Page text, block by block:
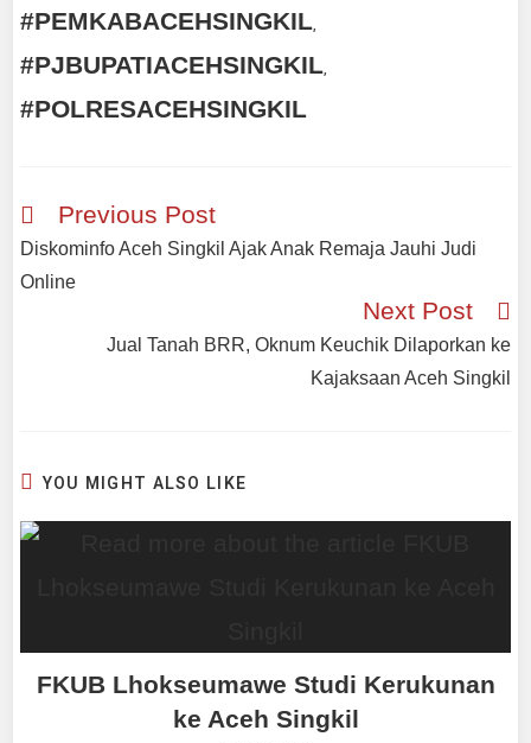
#PEMKABACEHSINGKIL,
#PJBUPATIACEHSINGKIL,
#POLRESACEHSINGKIL
Previous Post
Diskominfo Aceh Singkil Ajak Anak Remaja Jauhi Judi
Online
Next Post
Jual Tanah BRR, Oknum Keuchik Dilaporkan ke
Kajaksaan Aceh Singkil
YOU MIGHT ALSO LIKE
FKUB Lhokseumawe Studi Kerukunan
ke Aceh Singkil